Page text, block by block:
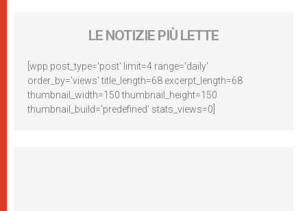
LE NOTIZIE PIÙ LETTE
[wpp post_type='post' limit=4 range='daily'
order_by='views' title_length=68 excerpt_length=68
thumbnail_width=150 thumbnail_height=150
thumbnail_build='predefined' stats_views=0]